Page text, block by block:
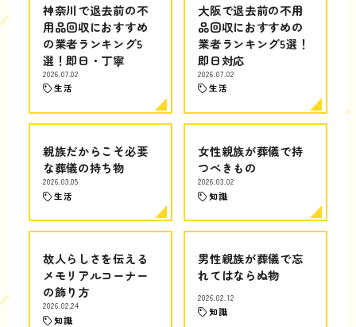
神奈川で退去前の不
用品回収におすすめ
の業者ランキング5
選！即日・丁寧
2026.07.02
生活
大阪で退去前の不用
品回収におすすめの
業者ランキング5選！
即日対応
2026.07.02
生活
親族だからこそ必要
な葬儀の持ち物
2026.03.05
生活
女性親族が葬儀で持
つべきもの
2026.03.02
知識
故人らしさを伝える
メモリアルコーナー
の飾り方
2026.02.24
知識
男性親族が葬儀で忘
れてはならぬ物
2026.02.12
知識